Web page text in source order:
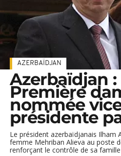
AZERBAÏDJAN
Azerbaïdjan :
Première
nommée
présidente
Le président azerbaïdjanais Ilham
femme Mehriban Alieva au poste
renforçant le contrôle de sa famille